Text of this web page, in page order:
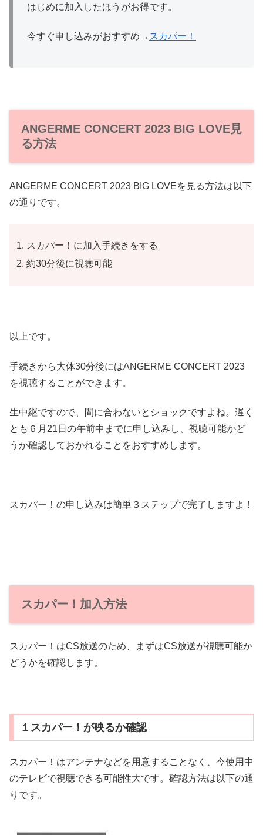
はじめに加入したほうがお得です。
今すぐ申し込みがおすすめ→ スカパー！
ANGERME CONCERT 2023 BIG LOVE見
る方法
ANGERME CONCERT 2023 BIG LOVEを見る方法は以下
の通りです。
スカパー！に加入手続きをする
約30分後に視聴可能
以上です。
手続きから大体30分後にはANGERME CONCERT 2023
を視聴することができます。
生中継ですので、間に合わないとショックですよね。遅く
とも６月21日の午前中までに申し込みし、視聴可能かど
うか確認しておかれることをおすすめします。
スカパー！の申し込みは簡単３ステップで完了しますよ！
スカパー！加入方法
スカパー！はCS放送のため、まずはCS放送が視聴可能か
どうかを確認します。
１スカパー！が映るか確認
スカパー！はアンテナなどを用意することなく、今使用中
のテレビで視聴できる可能性大です。確認方法は以下の通
りです。